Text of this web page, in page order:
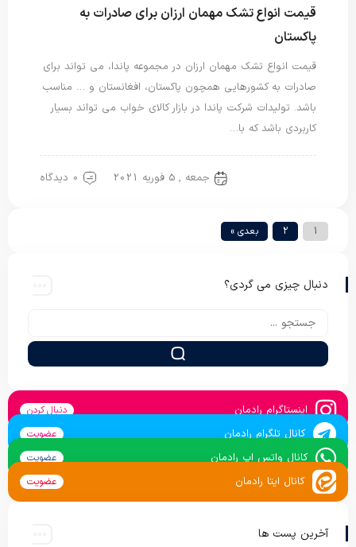
قیمت انواع تشک مهمان ارزان برای صادرات به
پاکستان
قیمت انواع تشک مهمان ارزان در مجموعه پاندا، می تواند برای
صادرات به کشورهایی همچون پاکستان، افغانستان و … مناسب
باشد. تولیدات شرکت پاندا در بازار کالای خواب می تواند بسیار
کاربردی باشد که با…
جمعه , 5 فوریه 2021 0 دیدگاه
1
2 بعدی »
دنبال چیزی می گردی؟
اینستاگرام رادمان دنبال کردن
کانال تلگرام رادمان عضویت
کانال واتس اپ رادمان عضویت
کانال ایتا رادمان عضویت
آخرین پست ها